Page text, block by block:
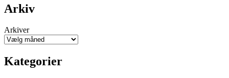
Arkiv
Arkiver
Kategorier